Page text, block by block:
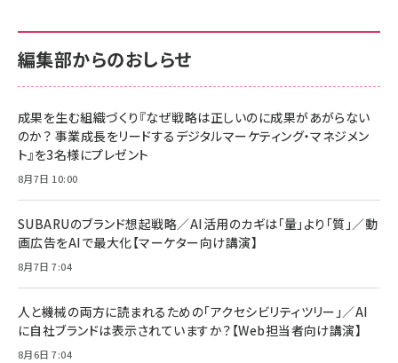
￥880
anan(アンアン)2026/06/24号 No.2500増刊
スペシャルエディション[王道エンタメの矜持／
￥1,100
anan(アンアン)2026/07/08号 No.2502[2026
￥880
ママ投資家が育休中に１億貯めた株式投資
組織の成果を最大化する ルールのデザイン
￥1,980
サポート正規品 メーカー保証5年 KLMEA128G
NIMASO ガラスフィルム iPhone 17 用 保護フィ
すい ガイド枠付き いPhone17 (6.3インチ) 対応
2枚セット DSP25F1698
￥1,599
￥6,980
全ワイヤレスイヤホン/アクティブノイズキャンセリ
技術基準適合】ブラック
￥5,990
サポート正規品 メーカー保証5年 KLMEA128G
Amazon eギフトカード - Amazonロゴ - クラ
￥5,000
Anker PowerLine III Flow USB-C & USB-C
Pro/Air 各種対応 (1.8m ミッドナイトブラック)
￥1,890
サッポロ 生ビール 黒ラベル 350ml 缶 24本 ビー
ル ケース買い【6/30応募〆切! 黒ラベルビヤセラー
編集部からのおしらせ
成果を生む組織づくり『なぜ戦略は正しいのに成果があがらない
のか？ 事業成長をリードするデジタルマーケティング・マネジメン
ト』を3名様にプレゼント
8月7日 10:00
SUBARUのブランド想起戦略／AI活用のカギは「量」より「質」／動
画広告をAIで最大化【マーケター向け講演】
8月7日 7:04
人と機械の両方に読まれるための「アクセシビリティツリー」／AI
に自社ブランドは表示されていますか？【Web担当者向け講演】
8月6日 7:04